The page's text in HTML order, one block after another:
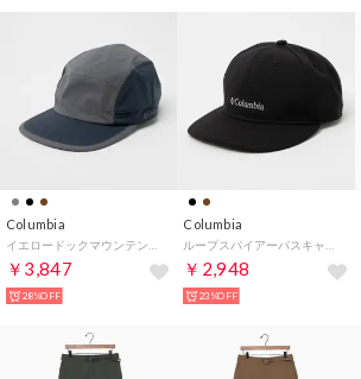
Columbia
￥3,847
28%OFF
Columbia
￥2,948
23%OFF